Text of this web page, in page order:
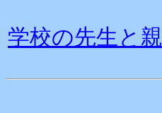
学校の先生と